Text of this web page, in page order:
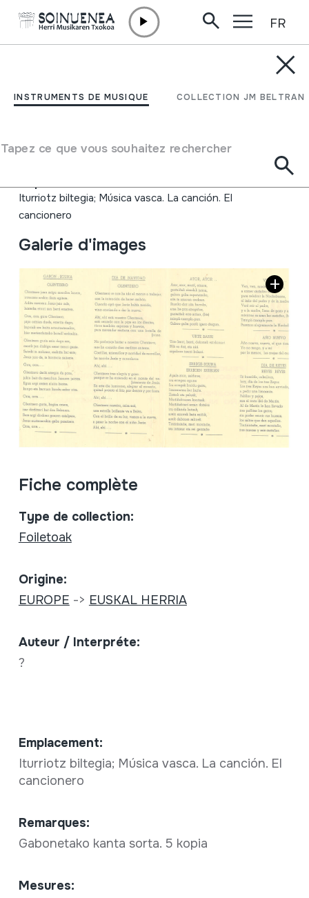
INSTRUMENTS DE MUSIQUE COLLECTION JM BELTRAN
Tapez ce que vous souhaitez rechercher
FR
Gabon zoriontsua eta
Type de collection Foiletoak
Emplacement:
Iturriotz biltegia; Música vasca. La canción. El
cancionero
Galerie d'images
Fiche complète
Type de collection:
Foiletoak
Origine:
EUROPE -> EUSKAL HERRIA
Auteur / Interpréte:
?
Emplacement:
Iturriotz biltegia; Música vasca. La canción. El
cancionero
Remarques:
Gabonetako kanta sorta. 5 kopia
Mesures: